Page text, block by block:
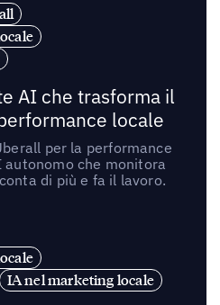
AI che trasforma il
locale
per la performance
che monitora
di più e fa il lavoro.
IA nel marketing locale